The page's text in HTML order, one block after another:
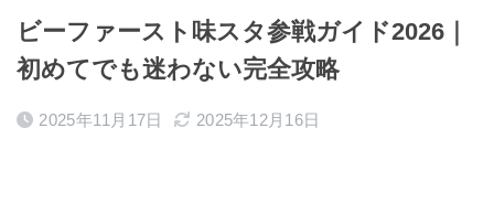
ビーファースト味スタ参戦ガイド2026｜
初めてでも迷わない完全攻略
2025年11月17日 2025年12月16日